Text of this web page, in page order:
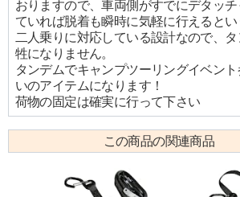
おりますので、車両側がすでにデタッ
ていれば脱着も瞬時に気軽に行えるとい
二人乗りに対応している設計なので、
牲になりません。
タンデムでキャンプツーリングイベン
いのアイテムになります！
荷物の固定は確実に行って下さい
この商品の関連商品